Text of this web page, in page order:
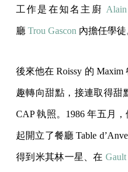
工作是在知名主廚
廳 Trou Gascon 內擔任學徒
後來他在 Roissy 的
趣轉向甜點，接連取得甜
CAP 執照。1986 年五月
起開立了餐廳 Table
得到米其林一星、在